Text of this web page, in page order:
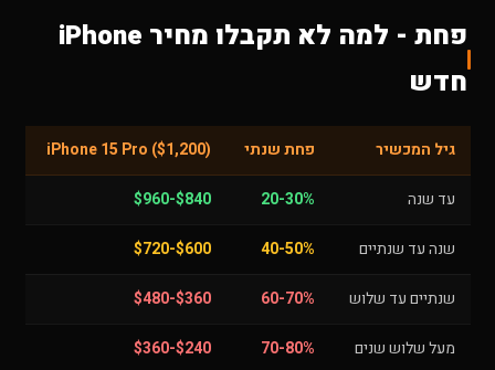
פחת - למה לא תקבלו מחיר iPhone
חדש
גיל המכשיר פחת שנתי iPhone 15 Pro ($1,200)
עד שנה 20-30%
$840-$960
שנה עד שנתיים 40-50%
$600-$720
שנתיים עד שלוש 60-70%
$360-$480
מעל שלוש שנים 70-80%
$240-$360